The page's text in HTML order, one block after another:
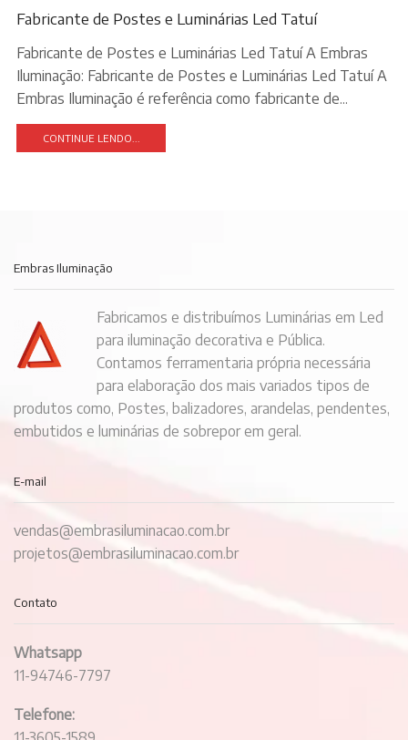
Fabricante de Postes e Luminárias Led Tatuí
Fabricante de Postes e Luminárias Led Tatuí A Embras
Iluminação: Fabricante de Postes e Luminárias Led Tatuí A
Embras Iluminação é referência como fabricante de...
CONTINUE LENDO...
Embras Iluminação
Fabricamos e distribuímos Luminárias em Led
para iluminação decorativa e Pública.
Contamos ferramentaria própria necessária
para elaboração dos mais variados tipos de
produtos como, Postes, balizadores, arandelas, pendentes,
embutidos e luminárias de sobrepor em geral.
E-mail
vendas@embrasiluminacao.com.br
projetos@embrasiluminacao.com.br
Contato
Whatsapp
11-94746-7797
Telefone: